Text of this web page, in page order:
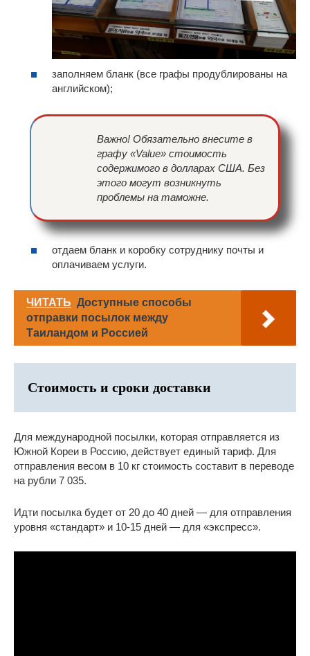
заполняем бланк (все графы продублированы на
английском);
Важно! Обязательно внесите в
графу «Value» стоимость
содержимого в долларах США. Без
этого могут возникнуть
проблемы на таможне.
отдаем бланк и коробку сотруднику почты и
оплачиваем услуги.
ЧИТАТЬ Доступные способы
отправки посылок между
Таиландом и Россией
Стоимость и сроки доставки
Для международной посылки, которая отправляется из
Южной Кореи в Россию, действует единый тариф. Для
отправления весом в 10 кг стоимость составит в переводе
на рубли 7 035.
Идти посылка будет от 20 до 40 дней — для отправления
уровня «стандарт» и 10-15 дней — для «экспресс».